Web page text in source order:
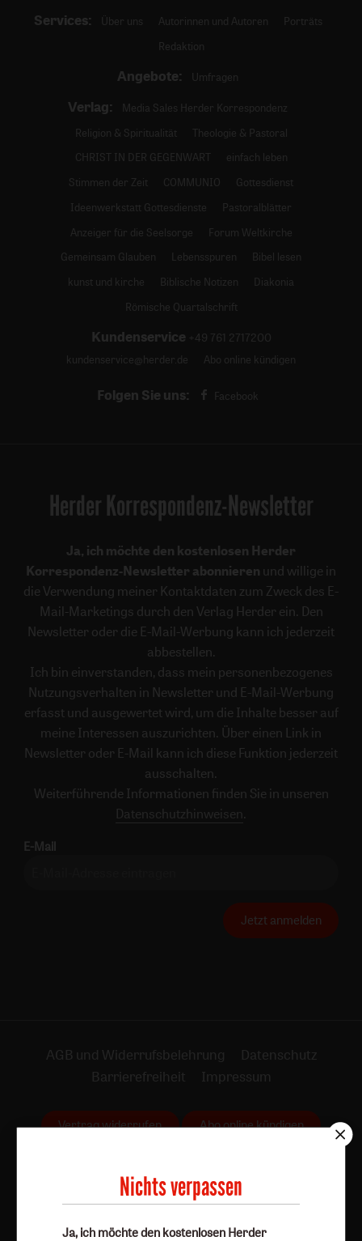
Services: Über uns Autorinnen und Autoren
Porträts
Redaktion
Angebote: Umfragen
Verlag:
Media Sales Herder Korrespondenz
Religion & Spiritualität
Theologie & Pastoral
CHRIST IN DER GEGENWART
einfach leben
Stimmen der Zeit
COMMUNIO
Gottesdienst
Ideenwerkstatt Gottesdienste
Pastoralblätter
Anzeiger für die Seelsorge
Forum Weltkirche
Gemeinsam Glauben
Lebensspuren
Bibel lesen
kunst und kirche
Biblische Notizen
Diakonia
Römische Quartalschrift
Kundenservice +49 761 2717200
kundenservice@herder.de
Abo online kündigen
Folgen Sie uns: Facebook
Herder Korrespondenz-Newsletter
Ja, ich möchte den kostenlosen Herder
Korrespondenz-Newsletter abonnieren und willige in
die Verwendung meiner Kontaktdaten zum Zweck des E-
Mail-Marketings durch den Verlag Herder ein. Den
Newsletter oder die E-Mail-Werbung kann ich jederzeit
abbestellen.
Ich bin einverstanden, dass mein personenbezogenes
Nutzungsverhalten in Newsletter und E-Mail-Werbung
erfasst und ausgewertet wird, um die Inhalte besser auf
meine Interessen auszurichten. Über einen Link in
Newsletter oder E-Mail kann ich diese Funktion jederzeit
ausschalten.
Weiterführende Informationen finden Sie in unseren
Datenschutzhinweisen .
E-Mail
Jetzt anmelden
AGB und Widerrufsbelehrung
Datenschutz
Barrierefreiheit
Impressum
Vertrag widerrufen Abo online kündigen
Nichts verpassen
Ja, ich möchte den kostenlosen Herder